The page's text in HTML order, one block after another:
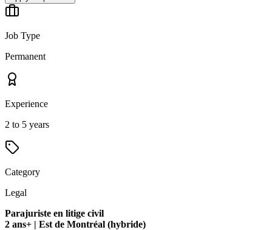
Job Type
Permanent
Experience
2 to 5 years
Category
Legal
Parajuriste en litige civil
2 ans+ | Est de Montréal (hybride)